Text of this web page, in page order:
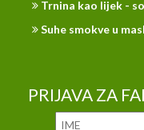
Trnina kao lijek -
Suhe smokve u
PRIJAVA ZA